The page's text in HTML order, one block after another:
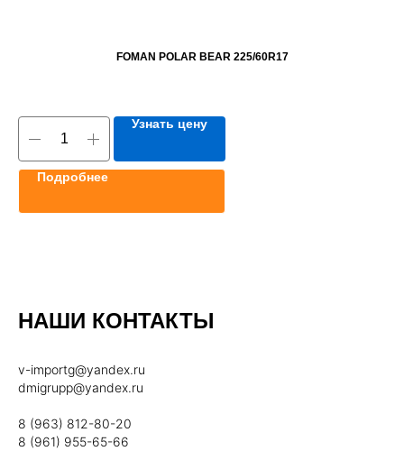
FOMAN POLAR BEAR 225/60R17
Узнать цену
Подробнее
НАШИ КОНТАКТЫ
v-importg@yandex.ru
dmigrupp@yandex.ru
8 (963) 812-80-20
8 (961) 955-65-66